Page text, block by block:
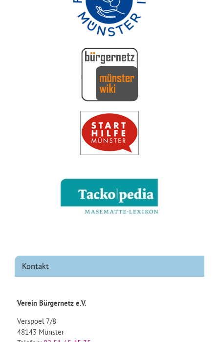
Kontakt
Verein Bürgernetz e.V.
Verspoel 7/8
48143 Münster